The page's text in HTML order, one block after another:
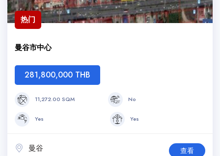
热门
曼谷市中心
281,800,000 THB
11,272.00 SQM No
Yes Yes
曼谷 查看